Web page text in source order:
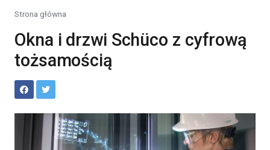
Strona główna
Okna i drzwi Schüco z cyfrową
tożsamością